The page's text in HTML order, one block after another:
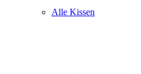
Alle Kissen